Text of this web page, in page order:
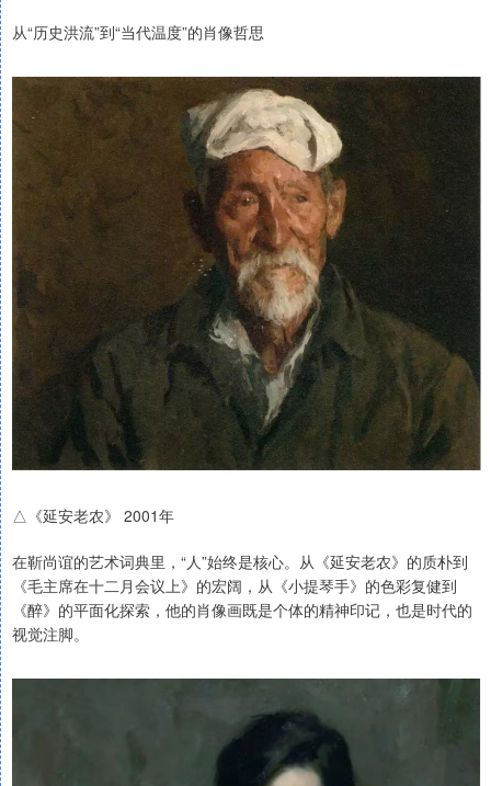
从“历史洪流”到“当代温度”的肖像哲思
△《延安老农》 2001年
在靳尚谊的艺术词典里，“人”始终是核心。从《延安老农》的质朴到
《毛主席在十二月会议上》的宏阔，从《小提琴手》的色彩复健到
《醉》的平面化探索，他的肖像画既是个体的精神印记，也是时代的
视觉注脚。